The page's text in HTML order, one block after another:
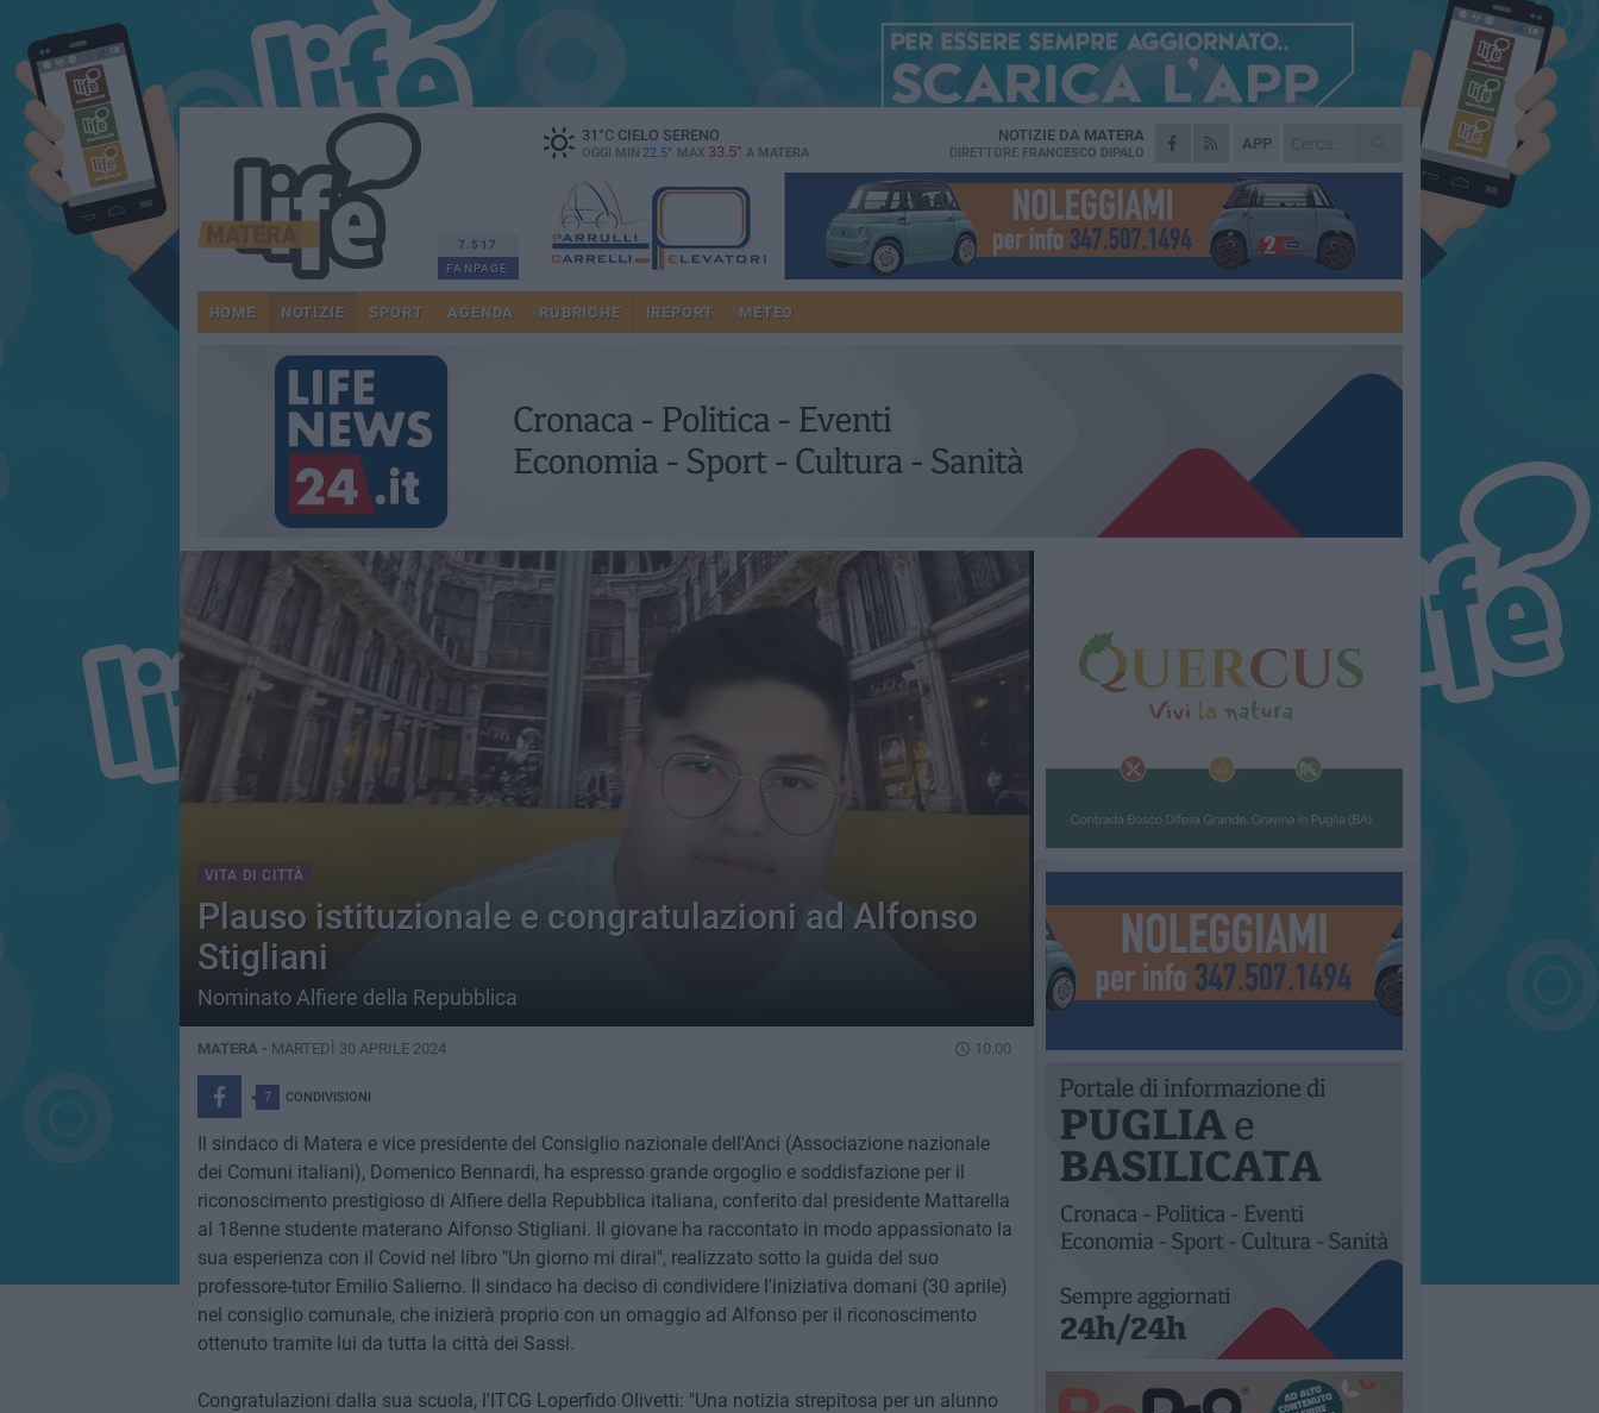
7.517
FANPAGE
31 °CCIELO SERENO
OGGI MIN 22.5° MAX 33.5° A MATERA
APP
NOTIZIE DA MATERA
DIRETTORE FRANCESCO DIPALO
HOME NOTIZIE SPORT AGENDA RUBRICHE IREPORT METEO
VITA DI CITTÀ
Plauso istituzionale e congratulazioni ad Alfonso
Stigliani
Nominato Alfiere della Repubblica
MATERA - MARTEDÌ 30 APRILE 2024 10.00
7 CONDIVISIONI
Il sindaco di Matera e vice presidente del Consiglio nazionale dell'Anci (Associazione nazionale
dei Comuni italiani), Domenico Bennardi, ha espresso grande orgoglio e soddisfazione per il
riconoscimento prestigioso di Alfiere della Repubblica italiana, conferito dal presidente Mattarella
al 18enne studente materano Alfonso Stigliani. Il giovane ha raccontato in modo appassionato la
sua esperienza con il Covid nel libro "Un giorno mi dirai", realizzato sotto la guida del suo
professore-tutor Emilio Salierno. Il sindaco ha deciso di condividere l'iniziativa domani (30 aprile)
nel consiglio comunale, che inizierà proprio con un omaggio ad Alfonso per il riconoscimento
ottenuto tramite lui da tutta la città dei Sassi.
Congratulazioni dalla sua scuola, l'ITCG Loperfido Olivetti: "Una notizia strepitosa per un alunno